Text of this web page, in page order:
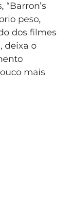
“Barron’s
peso,
dos filmes
deixa o
mais